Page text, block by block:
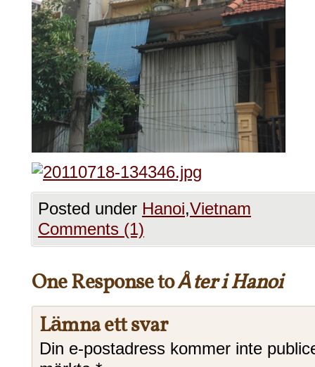
Posted under Hanoi,Vietnam
Comments (1)
One Response toÅter i Hanoi
Lämna ett svar
Din e-postadress kommer inte